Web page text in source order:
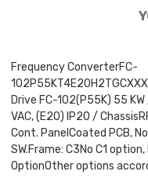
Frequency ConverterFC-
Drive FC-102(P55K) 55
VAC, (E20) IP20 /
Cont. PanelCoated PCB,
SW.Frame: C3No C1
OptionOther options